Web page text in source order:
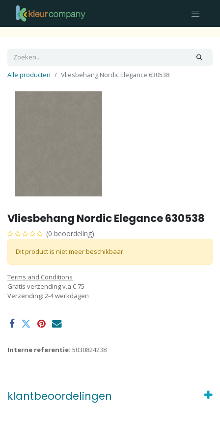
Alle producten Vliesbehang Nordic Elegance 630538
Vliesbehang Nordic Elegance 630538
(0 beoordeling)
Dit product is niet meer beschikbaar.
Terms and Conditions
Gratis verzending v.a € 75
Verzending: 2-4 werkdagen
Interne referentie: 5030824238
klantbeoordelingen